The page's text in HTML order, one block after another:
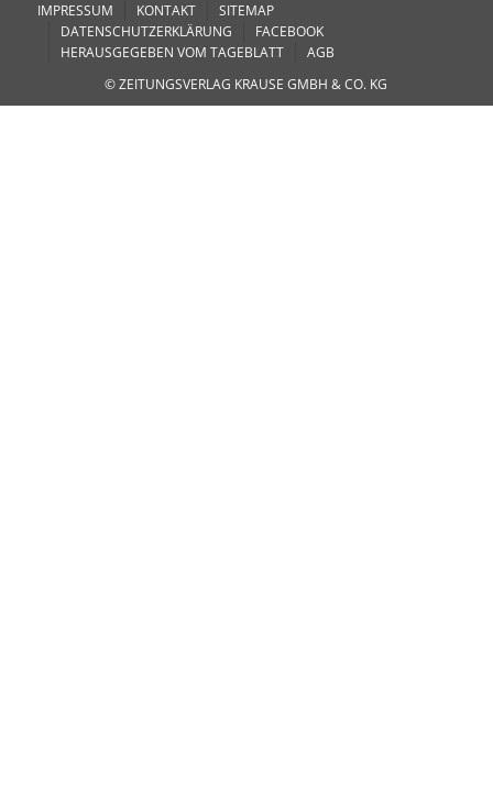
IMPRESSUM KONTAKT
SITEMAP
DATENSCHUTZERKLÄRUNG
FACEBOOK
HERAUSGEGEBEN VOM TAGEBLATT
AGB
© ZEITUNGSVERLAG KRAUSE GMBH & CO. KG